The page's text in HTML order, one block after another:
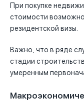
При покупке
стоимости
резидентской визы.
Важно, что в ряде
стадии
умеренным